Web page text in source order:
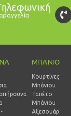
ΜΠΑΝΙΟ
Κουρτίνες
Μπάνιου
Ταπέτο
Μπάνιου
Αξεσουάρ